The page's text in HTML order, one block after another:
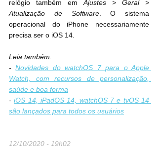
relógio também em Ajustes > Geral >
Atualização de Software. O sistema
operacional do iPhone necessariamente
precisa ser o iOS 14.
Leia também:
- Novidades do watchOS 7 para o Apple
Watch, com recursos de personalização,
saúde e boa forma
- iOS 14, iPadOS 14, watchOS 7 e tvOS 14
são lançados para todos os usuários
12/10/2020 - 19h02